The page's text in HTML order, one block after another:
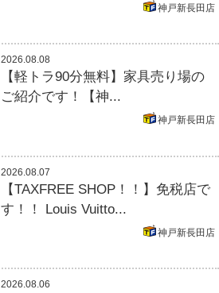
神戸新長田店
2026.08.08
【軽トラ90分無料】家具売り場の
ご紹介です！【神...
神戸新長田店
2026.08.07
【TAXFREE SHOP！！】免税店で
す！！ Louis Vuitto...
神戸新長田店
2026.08.06